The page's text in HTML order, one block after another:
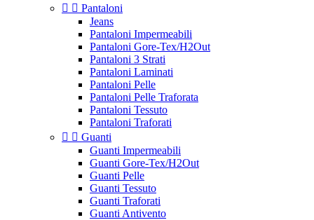
  Pantaloni
Jeans
Pantaloni Impermeabili
Pantaloni Gore-Tex/H2Out
Pantaloni 3 Strati
Pantaloni Laminati
Pantaloni Pelle
Pantaloni Pelle Traforata
Pantaloni Tessuto
Pantaloni Traforati
  Guanti
Guanti Impermeabili
Guanti Gore-Tex/H2Out
Guanti Pelle
Guanti Tessuto
Guanti Traforati
Guanti Antivento